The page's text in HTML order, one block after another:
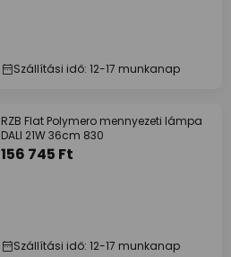
Szállítási idő: 12-17 munkanap
RZB Flat Polymero mennyezeti lámpa
DALI 21W 36cm 830
156 745 Ft
Szállítási idő: 12-17 munkanap